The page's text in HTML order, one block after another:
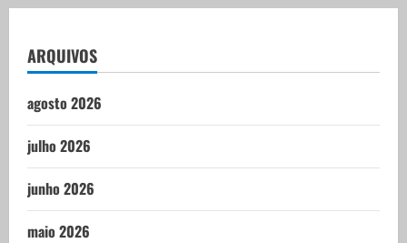
ARQUIVOS
agosto 2026
julho 2026
junho 2026
maio 2026